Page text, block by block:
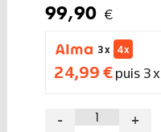
99,90 €
3 x 4 x
24,99 €puis 3 x
- +